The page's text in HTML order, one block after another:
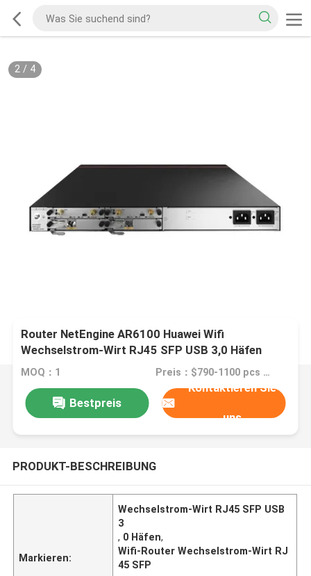
2/ 4
Router NetEngine AR6100 Huawei Wifi
Wechselstrom-Wirt RJ45 SFP USB 3,0 Häfen
MOQ：1 Preis：$790-1100 pcs Negotiable
Bestpreis
Kontaktieren Sie
uns
PRODUKT-BESCHREIBUNG
Markieren:
Wechselstrom-Wirt RJ45 SFP USB
3
, 0 Häfen,
Wifi-Router Wechselstrom-Wirt RJ
45 SFP